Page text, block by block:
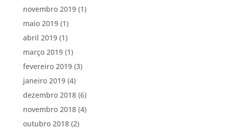
novembro 2019(1)
maio 2019(1)
abril 2019(1)
março 2019(1)
fevereiro 2019(3)
janeiro 2019(4)
dezembro 2018(6)
novembro 2018(4)
outubro 2018(2)